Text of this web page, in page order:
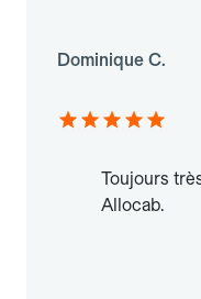
Dominique C.
Toujours
Allocab.